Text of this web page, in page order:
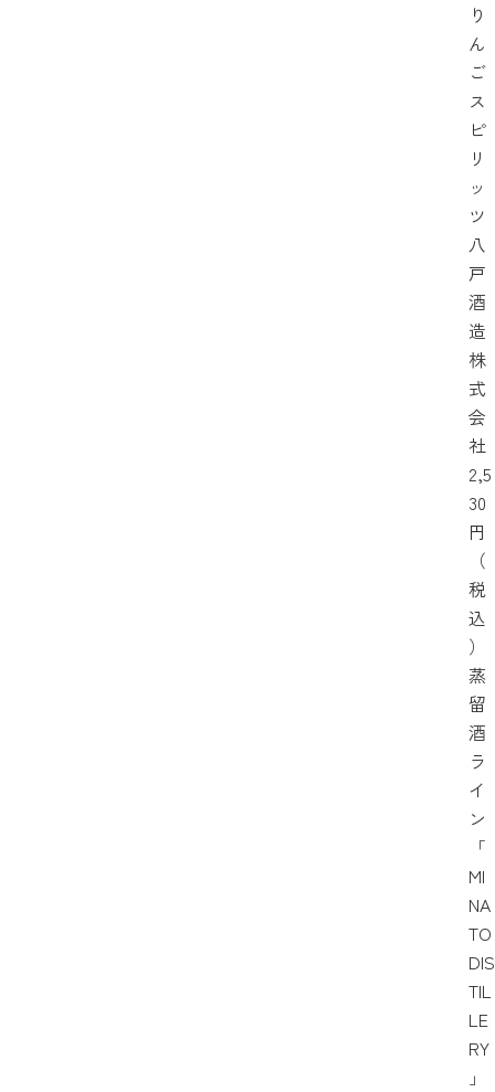
り
ん
ご
ス
ピ
リ
ッ
ツ
八
戸
酒
造
株
式
会
社
2,5
30
円
（
税
込
）
蒸
留
酒
ラ
イ
ン
「
MI
NA
TO
DIS
TIL
LE
RY
」